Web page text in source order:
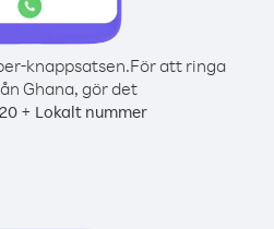
knappsatsen.För att ringa
Ghana, gör det
+ Lokalt nummer